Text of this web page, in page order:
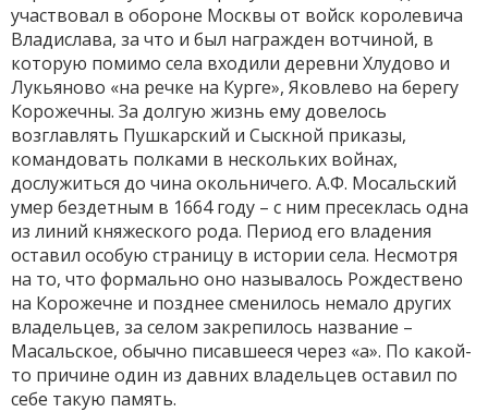
участвовал в обороне Москвы от войск королевича
Владислава, за что и был награжден вотчиной, в
которую помимо села входили деревни Хлудово и
Лукьяново «на речке на Курге», Яковлево на берегу
Корожечны. За долгую жизнь ему довелось
возглавлять Пушкарский и Сыскной приказы,
командовать полками в нескольких войнах,
дослужиться до чина окольничего. А.Ф. Мосальский
умер бездетным в 1664 году – с ним пресеклась одна
из линий княжеского рода. Период его владения
оставил особую страницу в истории села. Несмотря
на то, что формально оно называлось Рождествено
на Корожечне и позднее сменилось немало других
владельцев, за селом закрепилось название –
Масальское, обычно писавшееся через «а». По какой-
то причине один из давних владельцев оставил по
себе такую память.